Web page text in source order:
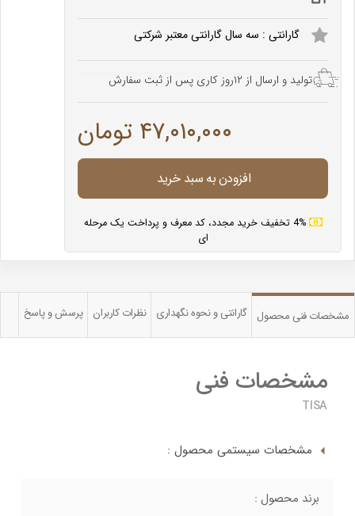
گارانتی : سه سال گارانتی معتبر شرکتی
تولید و ارسال از ۱۲روز کاری پس از ثبت سفارش
۴۷,۰۱۰,۰۰۰ تومان
افزودن به سبد خرید
4% تخفیف خرید مجدد، کد معرف و پرداخت یک مرحله
ای
مشخصات فنی محصول گارانتی و نحوه نگهداری نظرات کاربران پرسش و پاسخ
مشخصات فنی
TISA
مشخصات سیستمی محصول :
برند محصول :